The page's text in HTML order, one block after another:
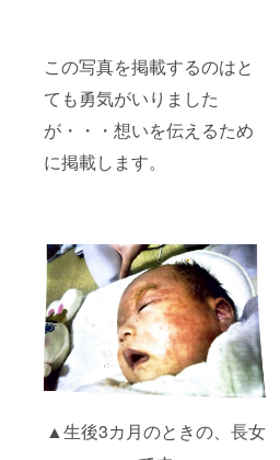
この写真を掲載するのはと
ても勇気がいりました
が・・・想いを伝えるため
に掲載します。
▲生後3カ月のときの、長女